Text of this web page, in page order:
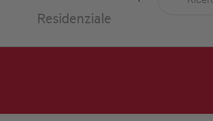
Residenziale